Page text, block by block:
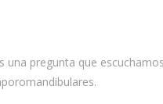
una pregunta que